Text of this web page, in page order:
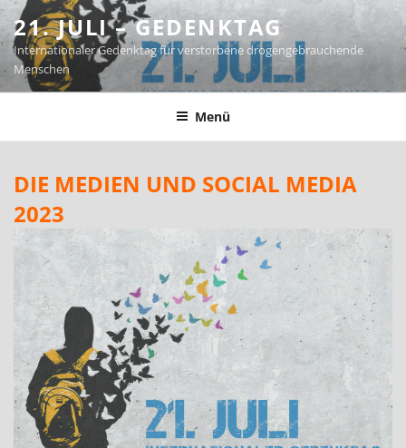
Zum
Inhalt
springen
21. JULI – GEDENKTAG
Internationaler Gedenktag für verstorbene drogengebrauchende
Menschen
Menü
DIE MEDIEN UND SOCIAL MEDIA
2023